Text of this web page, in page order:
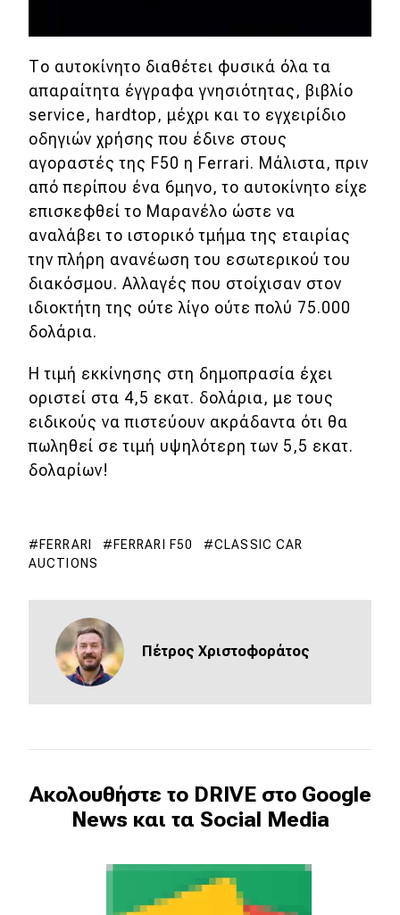
WRC
Motorsport
Eco
Τεχνολογία
Mobility
Σταθμοί φόρτισης
Classic
Νέα
Παρουσιάσεις
MOTO
Μεταχειρισμένο
Οδηγός αγοράς
Συμβουλές
Χρηστικά
Συμβουλές
Το αυτοκίνητο διαθέτει φυσικά όλα τα
απαραίτητα έγγραφα γνησιότητας, βιβλίο
service, hardtop, μέχρι και το εγχειρίδιο
οδηγιών χρήσης που έδινε στους
αγοραστές της F50 η Ferrari. Μάλιστα, πριν
από περίπου ένα 6μηνο, το αυτοκίνητο είχε
επισκεφθεί το Μαρανέλο ώστε να
αναλάβει το ιστορικό τμήμα της εταιρίας
την πλήρη ανανέωση του εσωτερικού του
διακόσμου. Αλλαγές που στοίχισαν στον
ιδιοκτήτη της ούτε λίγο ούτε πολύ 75.000
δολάρια.
Η τιμή εκκίνησης στη δημοπρασία έχει
οριστεί στα 4,5 εκατ. δολάρια, με τους
ειδικούς να πιστεύουν ακράδαντα ότι θα
πωληθεί σε τιμή υψηλότερη των 5,5 εκατ.
δολαρίων!
FERRARI FERRARI F50
CLASSIC CAR
AUCTIONS
Πέτρος Χριστοφοράτος
Ακολουθήστε το DRIVE στο Google
News και τα Social Media